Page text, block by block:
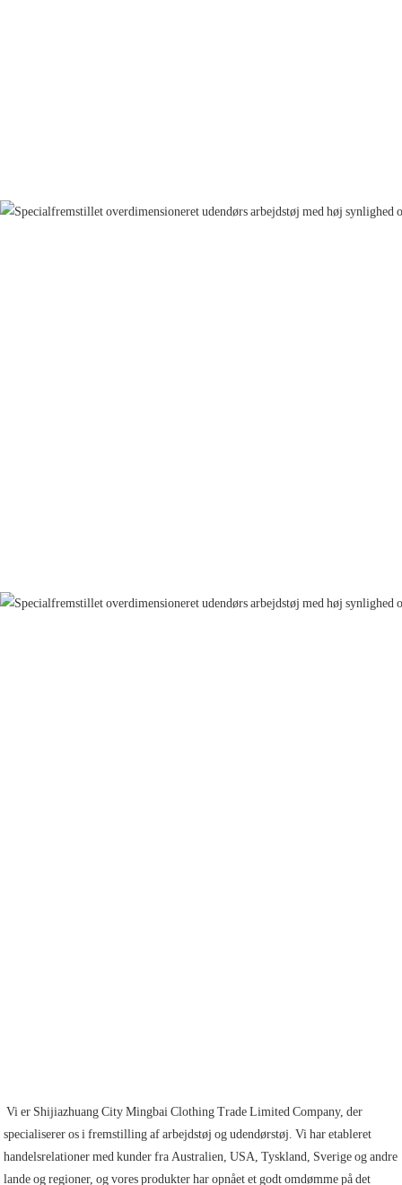
specialiserer os i fremstilling af arbejdstøj og udendørstøj. Vi har etableret
handelsrelationer med kunder fra Australien, USA, Tyskland, Sverige og andre
lande og regioner, og vores produkter har opnået et godt omdømme på det